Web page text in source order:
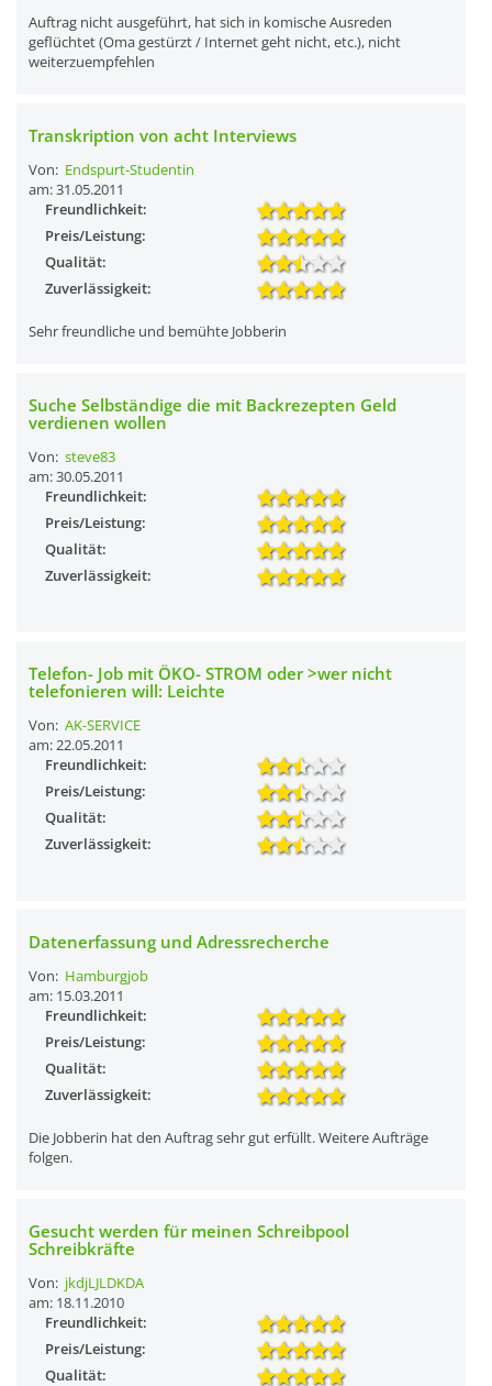
Auftrag nicht ausgeführt, hat sich in komische Ausreden
geflüchtet (Oma gestürzt / Internet geht nicht, etc.), nicht
weiterzuempfehlen
Transkription von acht Interviews
Von: Endspurt-Studentin
am: 31.05.2011
Freundlichkeit:
Preis/Leistung:
Qualität:
Zuverlässigkeit:
Sehr freundliche und bemühte Jobberin
Suche Selbständige die mit Backrezepten Geld
verdienen wollen
Von: steve83
am: 30.05.2011
Freundlichkeit:
Preis/Leistung:
Qualität:
Zuverlässigkeit:
Telefon- Job mit ÖKO- STROM oder >wer nicht
telefonieren will: Leichte
Von: AK-SERVICE
am: 22.05.2011
Freundlichkeit:
Preis/Leistung:
Qualität:
Zuverlässigkeit:
Datenerfassung und Adressrecherche
Von: Hamburgjob
am: 15.03.2011
Freundlichkeit:
Preis/Leistung:
Qualität:
Zuverlässigkeit:
Die Jobberin hat den Auftrag sehr gut erfüllt. Weitere Aufträge
folgen.
Gesucht werden für meinen Schreibpool
Schreibkräfte
Von: jkdjLJLDKDA
am: 18.11.2010
Freundlichkeit:
Preis/Leistung:
Qualität: